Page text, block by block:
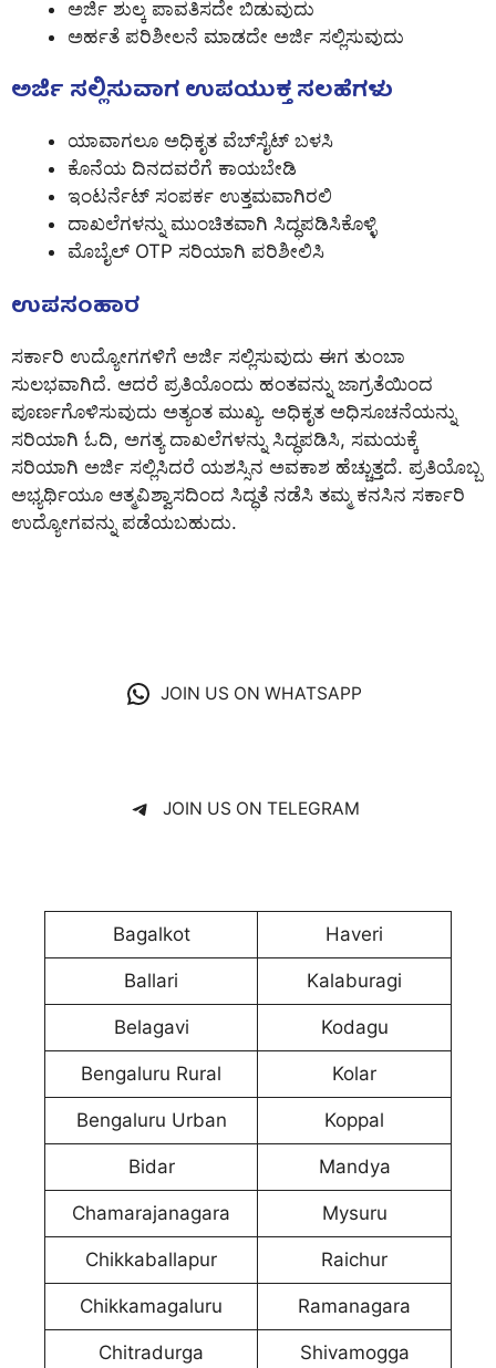
ಅರ್ಜಿ ಶುಲ್ಕ ಪಾವತಿಸದೇ ಬಿಡುವುದು
ಅರ್ಹತೆ ಪರಿಶೀಲನೆ ಮಾಡದೇ ಅರ್ಜಿ ಸಲ್ಲಿಸುವುದು
ಅರ್ಜಿ ಸಲ್ಲಿಸುವಾಗ ಉಪಯುಕ್ತ ಸಲಹೆಗಳು
ಯಾವಾಗಲೂ ಅಧಿಕೃತ ವೆಬ್‌ಸೈಟ್ ಬಳಸಿ
ಕೊನೆಯ ದಿನದವರೆಗೆ ಕಾಯಬೇಡಿ
ಇಂಟರ್ನೆಟ್ ಸಂಪರ್ಕ ಉತ್ತಮವಾಗಿರಲಿ
ದಾಖಲೆಗಳನ್ನು ಮುಂಚಿತವಾಗಿ ಸಿದ್ಧಪಡಿಸಿಕೊಳ್ಳಿ
ಮೊಬೈಲ್ OTP ಸರಿಯಾಗಿ ಪರಿಶೀಲಿಸಿ
ಉಪಸಂಹಾರ
ಸರ್ಕಾರಿ ಉದ್ಯೋಗಗಳಿಗೆ ಅರ್ಜಿ ಸಲ್ಲಿಸುವುದು ಈಗ ತುಂಬಾ
ಸುಲಭವಾಗಿದೆ. ಆದರೆ ಪ್ರತಿಯೊಂದು ಹಂತವನ್ನು ಜಾಗ್ರತೆಯಿಂದ
ಪೂರ್ಣಗೊಳಿಸುವುದು ಅತ್ಯಂತ ಮುಖ್ಯ. ಅಧಿಕೃತ ಅಧಿಸೂಚನೆಯನ್ನು
ಸರಿಯಾಗಿ ಓದಿ, ಅಗತ್ಯ ದಾಖಲೆಗಳನ್ನು ಸಿದ್ಧಪಡಿಸಿ, ಸಮಯಕ್ಕೆ
ಸರಿಯಾಗಿ ಅರ್ಜಿ ಸಲ್ಲಿಸಿದರೆ ಯಶಸ್ಸಿನ ಅವಕಾಶ ಹೆಚ್ಚುತ್ತದೆ. ಪ್ರತಿಯೊಬ್ಬ
ಅಭ್ಯರ್ಥಿಯೂ ಆತ್ಮವಿಶ್ವಾಸದಿಂದ ಸಿದ್ಧತೆ ನಡೆಸಿ ತಮ್ಮ ಕನಸಿನ ಸರ್ಕಾರಿ
ಉದ್ಯೋಗವನ್ನು ಪಡೆಯಬಹುದು.
JOIN US ON WHATSAPP
JOIN US ON TELEGRAM
Bagalkot Haveri
Ballari Kalaburagi
Belagavi Kodagu
Bengaluru Rural Kolar
Bengaluru Urban Koppal
Bidar Mandya
Chamarajanagara Mysuru
Chikkaballapur Raichur
Chikkamagaluru Ramanagara
Chitradurga Shivamogga